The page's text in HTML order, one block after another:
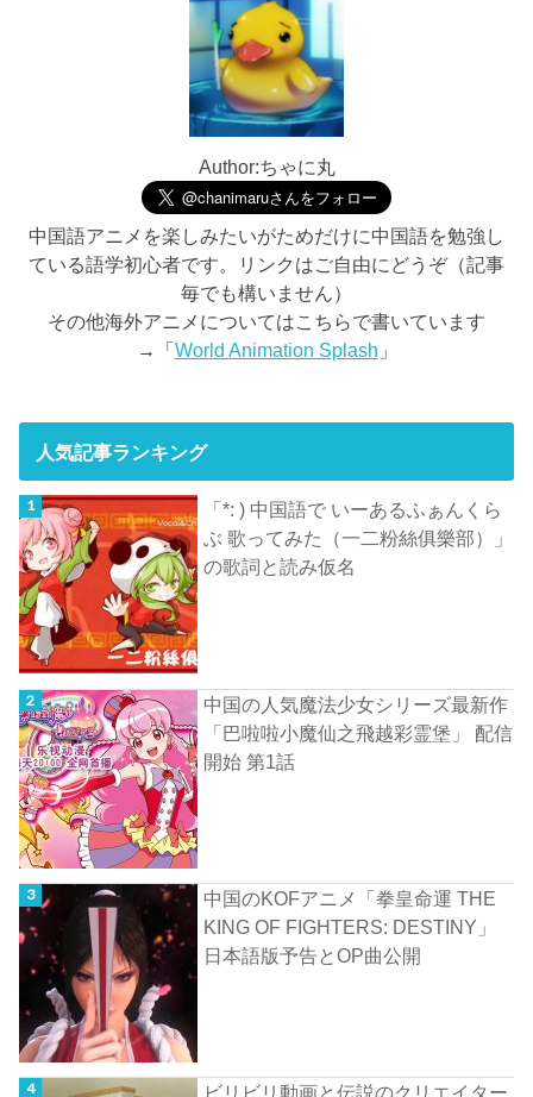
Author:ちゃに丸
中国語アニメを楽しみたいがためだけに中国語を勉強し
ている語学初心者です。リンクはご自由にどうぞ（記事
毎でも構いません）
その他海外アニメについてはこちらで書いています
→「World Animation Splash 」
人気記事ランキング
「*: ) 中国語で いーあるふぁんくら
ぶ 歌ってみた（一二粉絲俱樂部）」
の歌詞と読み仮名
中国の人気魔法少女シリーズ最新作
「巴啦啦小魔仙之飛越彩霊堡」 配信
開始 第1話
中国のKOFアニメ「拳皇命運 THE
KING OF FIGHTERS: DESTINY」
日本語版予告とOP曲公開
ビリビリ動画と伝説のクリエイター